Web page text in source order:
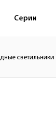
Серии
светильники
товара